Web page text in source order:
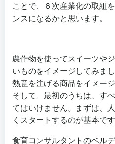
ことで、６次産業化の取組
ンスになるかと思います。
農作物を使ってスイーツや
いものをイメージしてみま
熱意を注げる商品をイメージ
そして、最初のうちは、す
てはいけません。まずは、
くスタートするのが基本です
食育コンサルタントのベル